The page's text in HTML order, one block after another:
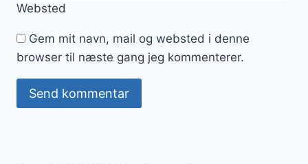
Websted
Gem mit navn, mail og websted i denne
browser til næste gang jeg kommenterer.